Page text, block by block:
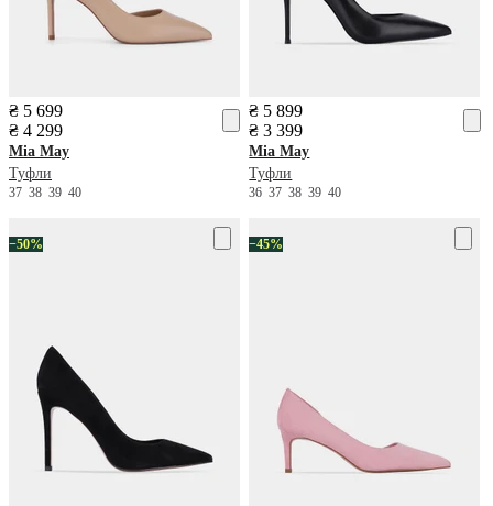
₴ 5 699
₴ 4 299
Mia May
Туфли
37 38 39 40
₴ 5 899
₴ 3 399
Mia May
Туфли
3637383940
−50% −45%